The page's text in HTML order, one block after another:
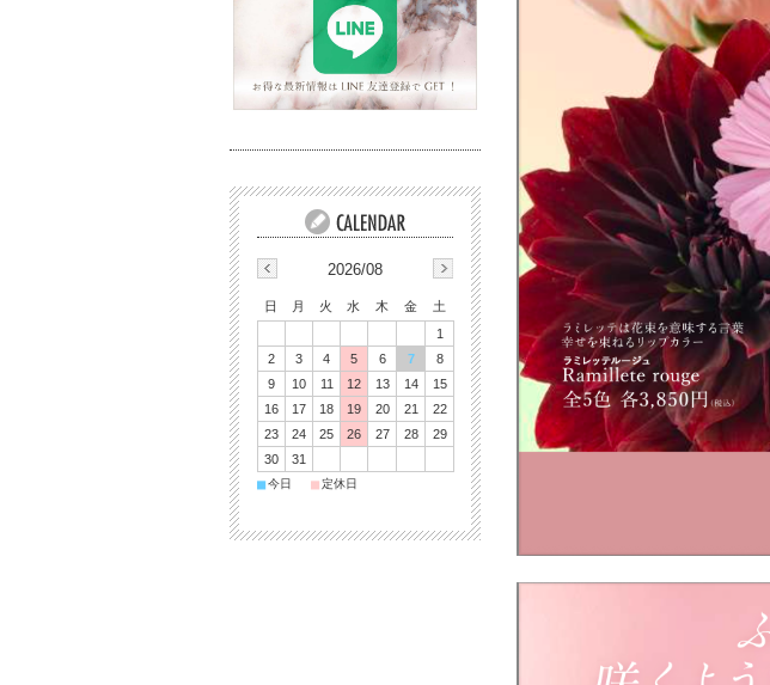
2026/08
日 月 火 水 木 金
土
1
2
3 4 5 6 7
8
9
10 11 12 13 14
15
16
17 18 19 20 21
22
23
24 25 26 27 28
29
30
31
■今日 ■定休日